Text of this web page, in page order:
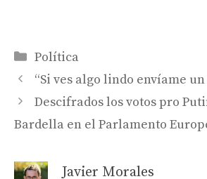
Categorías
Política
“Si ves algo lindo envíame
Descifrados los votos pro
Bardella en el Parlamento
Javier Morales